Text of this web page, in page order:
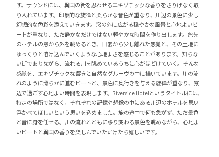
す。サウンドには、異国の街を思わせるエキゾチックな香りをさりげなく取
り入れています。印象的な旋律と柔らかな音色が重なり、川辺の景色に少し
幻想的な色彩を添えていきます。窓の外に広がる穏やかな風景と心地よいビ
ートが重なり、ただ静かなだけではない軽やかな時間を作り出します。旅先
のホテルの窓から外を眺めるとき、日常から少し離れた感覚と、その土地に
ゆっくりと溶け込んでいくような心地よさを感じることがあります。知らな
い街でありながら、流れる川を眺めているうちに心がほどけていく。そんな
感覚を、エキゾチックな響きと自然なグルーヴの中に描いています。川の流
れのように滑らかに進むビートと、景色に奥行きを与える旋律が重なり、窓
辺で過ごす心地よい時間を表現します。Riverside Hotelというタイトルには、
特定の場所ではなく、それぞれの記憶や想像の中にある川辺のホテルを思い
浮かべてほしいという思いを込めました。旅の途中で何も急がず、ただ景色
と音に身を任せる。川の流れとともに移り変わる景色を眺めながら、心地よ
いビートと異国の香りを楽しんでいただけたら嬉しいです。